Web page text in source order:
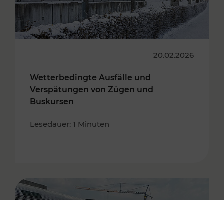
20.02.2026
Wetterbedingte Ausfälle und
Verspätungen von Zügen und
Buskursen
Lesedauer: 1 Minuten